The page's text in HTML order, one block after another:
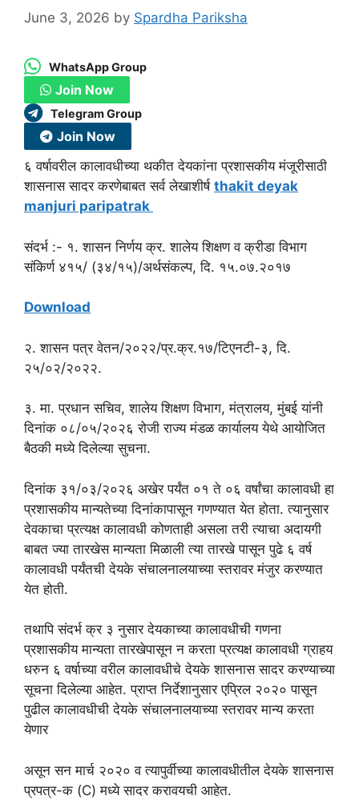
June 3, 2026 by Spardha Pariksha
WhatsApp Group
Join Now
Telegram Group
Join Now
६ वर्षावरील कालावधीच्या थकीत देयकांना प्रशासकीय मंजूरीसाठी
शासनास सादर करणेबाबत सर्व लेखाशीर्ष thakit deyak
manjuri paripatrak
संदर्भ :- १. शासन निर्णय क्र. शालेय शिक्षण व क्रीडा विभाग
संकिर्ण ४१५/ (३४/१५)/अर्थसंकल्प, दि. १५.०७.२०१७
Download
२. शासन पत्र वेतन/२०२२/प्र.क्र.१७/टिएनटी-३, दि.
२५/०२/२०२२.
३. मा. प्रधान सचिव, शालेय शिक्षण विभाग, मंत्रालय, मुंबई यांनी
दिनांक ०८/०५/२०२६ रोजी राज्य मंडळ कार्यालय येथे आयोजित
बैठकी मध्ये दिलेल्या सुचना.
दिनांक ३१/०३/२०२६ अखेर पर्यंत ०१ ते ०६ वर्षांचा कालावधी हा
प्रशासकीय मान्यतेच्या दिनांकापासून गणण्यात येत होता. त्यानुसार
देवकाचा प्रत्यक्ष कालावधी कोणताही असला तरी त्याचा अदायगी
बाबत ज्या तारखेस मान्यता मिळाली त्या तारखे पासून पुढे ६ वर्ष
कालावधी पर्यंतची देयके संचालनालयाच्या स्तरावर मंजुर करण्यात
येत होती.
तथापि संदर्भ क्र ३ नुसार देयकाच्या कालावधीची गणना
प्रशासकीय मान्यता तारखेपासून न करता प्रत्यक्ष कालावधी ग्राहय
धरुन ६ वर्षाच्या वरील कालावधीचे देयके शासनास सादर करण्याच्या
सूचना दिलेल्या आहेत. प्राप्त निर्देशानुसार एप्रिल २०२० पासून
पुढील कालावधीची देयके संचालनालयाच्या स्तरावर मान्य करता
येणार
असून सन मार्च २०२० व त्यापुर्वीच्या कालावधीतील देयके शासनास
प्रपत्र-क (C) मध्ये सादर करावयची आहेत.